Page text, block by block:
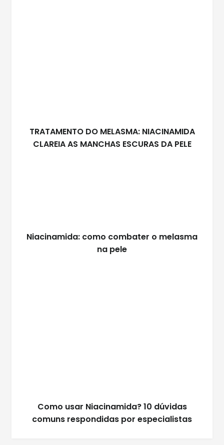
TRATAMENTO DO MELASMA: NIACINAMIDA
CLAREIA AS MANCHAS ESCURAS DA PELE
Niacinamida: como combater o melasma
na pele
Como usar Niacinamida? 10 dúvidas
comuns respondidas por especialistas